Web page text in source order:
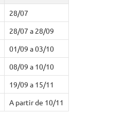
28/07
28/07 a 28/09
01/09 a 03/10
08/09 a 10/10
19/09 a 15/11
A partir de 10/11